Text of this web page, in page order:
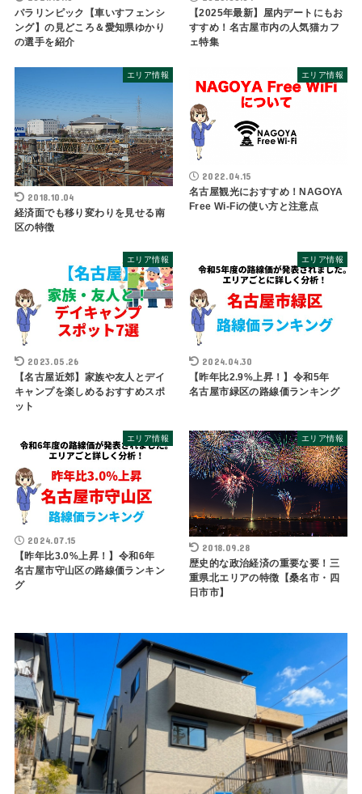
パラリンピック【車いすフェンシ
ング】の見どころ＆愛知県ゆかり
の選手を紹介
【2025年最新】屋内デートにもお
すすめ！名古屋市内の人気猫カフ
ェ特集
エリア情報
2018.10.04
経済面でも移り変わりを見せる南
区の特徴
エリア情報
2022.04.15
名古屋観光におすすめ！NAGOYA
Free Wi-Fiの使い方と注意点
エリア情報
2023.05.26
【名古屋近郊】家族や友人とデイ
キャンプを楽しめるおすすめスポ
ット
エリア情報
2024.04.30
【昨年比2.9%上昇！】令和5年
名古屋市緑区の路線価ランキング
エリア情報
2024.07.15
【昨年比3.0%上昇！】令和6年
名古屋市守山区の路線価ランキン
グ
エリア情報
2018.09.28
歴史的な政治経済の重要な要！三
重県北エリアの特徴【桑名市・四
日市市】